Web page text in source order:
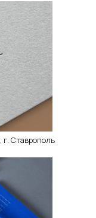
г. Ставрополь